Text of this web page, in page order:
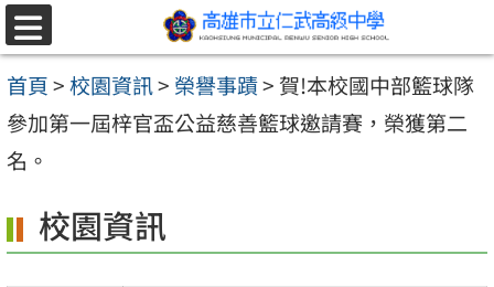
跳至主要內容區
選
單
首頁>校園資訊> 榮譽事蹟> 賀!本校國中部籃球隊
參加第一屆梓官盃公益慈善籃球邀請賽，榮獲第二
名。
校園資訊